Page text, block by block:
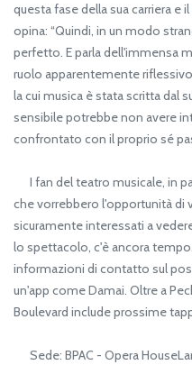
questa fase della sua carriera e
opina: “Quindi, in un modo
perfetto. E parla dell'immensa
ruolo apparentemente
la cui musica è stata scritta dal
sensibile potrebbe non avere
confrontato con il proprio sé
I fan del teatro musicale, in
che vorrebbero l'opportunità di
sicuramente interessati a
lo spettacolo, c'è ancora
informazioni di contatto sul
un'app come Damai. Oltre a
Boulevard include prossime
Sede: BPAC - Opera